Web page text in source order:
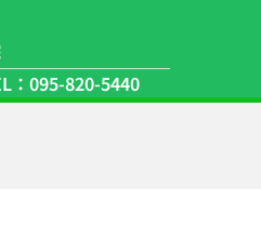
：095-820-5440